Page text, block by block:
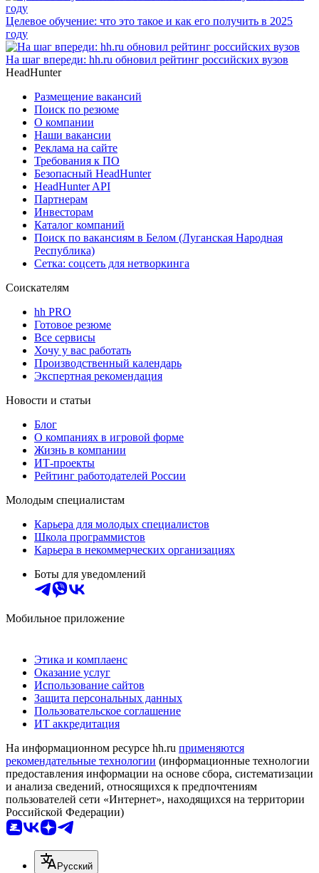
Целевое обучение: что это такое и как его получить в 2025
году
На шаг впереди: hh.ru обновил рейтинг российских вузов
HeadHunter
Размещение вакансий
Поиск по резюме
О компании
Наши вакансии
Реклама на сайте
Требования к ПО
Безопасный HeadHunter
HeadHunter API
Партнерам
Инвесторам
Каталог компаний
Поиск по вакансиям в Белом (Луганская Народная
Республика)
Сетка: соцсеть для нетворкинга
Соискателям
hh PRO
Готовое резюме
Все сервисы
Хочу у вас работать
Производственный календарь
Экспертная рекомендация
Новости и статьи
Блог
О компаниях в игровой форме
Жизнь в компании
ИТ-проекты
Рейтинг работодателей России
Молодым специалистам
Карьера для молодых специалистов
Школа программистов
Карьера в некоммерческих организациях
Боты для уведомлений
Мобильное приложение
Этика и комплаенс
Оказание услуг
Использование сайтов
Защита персональных данных
Пользовательское соглашение
ИТ аккредитация
На информационном ресурсе hh.ru применяются
рекомендательные технологии (информационные технологии
предоставления информации на основе сбора, систематизации
и анализа сведений, относящихся к предпочтениям
пользователей сети «Интернет», находящихся на территории
Российской Федерации)
Русский